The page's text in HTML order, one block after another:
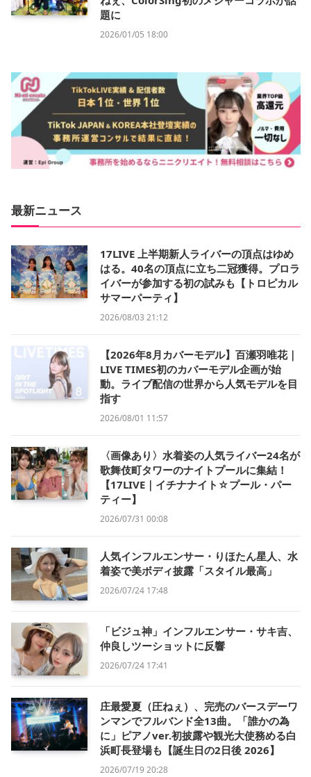
題に
2026/01/05 18:00
最新ニュース
17LIVE 上半期新人ライバーの頂点はゆめ
はる。40名の頂点に立ち二冠獲得。プロラ
イバーが参加する初の試みも【トロピカル
サマーパーティ】
2026/08/03 21:12
【2026年8月カバーモデル】百瀬羽唯花｜
LIVE TIMES初のカバーモデル企画が始
動。ライブ配信の世界から人気モデルを目
指す
2026/08/01 11:57
〈画像あり〉水着姿の人気ライバー24名が
歌舞伎町タワーのナイトプールに集結！
【17LIVE｜イチナナイト☆プール・パー
ティー】
2026/07/31 00:08
人気インフルエンサー・りほたん星人、水
着姿で美ボディ披露「スタイル最高」
2026/07/24 17:48
「ビジュ神」インフルエンサー・サキ吉、
仲良しツーショットに反響
2026/07/24 17:41
庄最愛夏（圧ねぇ）、完売のバースデーワ
ンマンでフルバンド全13曲。「誰かの為
に」ピアノver.初披露や観光大使務める白
浜町長登場も【誕生日の2日後 2026】
2026/07/19 20:28